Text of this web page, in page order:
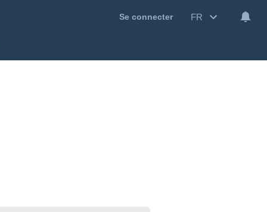
Se connecter FR